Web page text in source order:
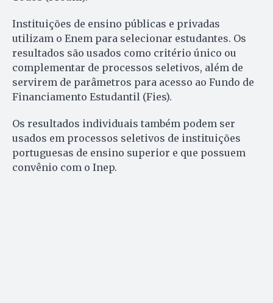
Instituições de ensino públicas e privadas
utilizam o Enem para selecionar estudantes. Os
resultados são usados como critério único ou
complementar de processos seletivos, além de
servirem de parâmetros para acesso ao Fundo de
Financiamento Estudantil (Fies).
Os resultados individuais também podem ser
usados em processos seletivos de instituições
portuguesas de ensino superior e que possuem
convênio com o Inep.